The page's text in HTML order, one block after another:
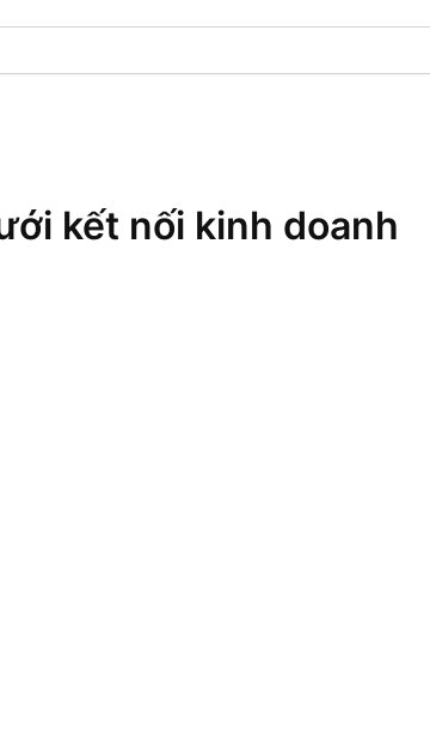
kết nối kinh doanh